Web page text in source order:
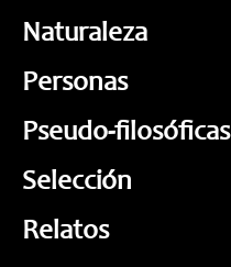
Naturaleza
Personas
Pseudo-filosóficas
Selección
Relatos